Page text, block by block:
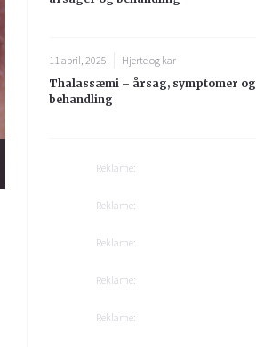
11 april, 2025
Hjerte og kar
Thalassæmi – årsag, symptomer og
behandling
Reklame:
Reklame:
Reklame:
Reklame:
Reklame: